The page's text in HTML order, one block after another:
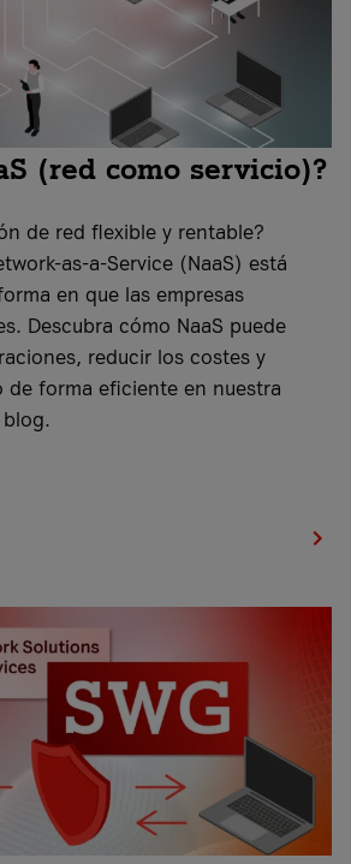
(red como servicio)?
de red flexible y rentable?
as-a-Service (NaaS) está
en que las empresas
Descubra cómo NaaS puede
reducir los costes y
de forma eficiente en nuestra